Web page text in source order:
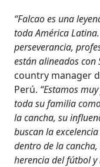
“Falcao es una
toda América
perseverancia,
están alineados con
country manager
Perú. “Estamos
toda su familia
la cancha, su
buscan la
dentro de la
herencia del fútbol y